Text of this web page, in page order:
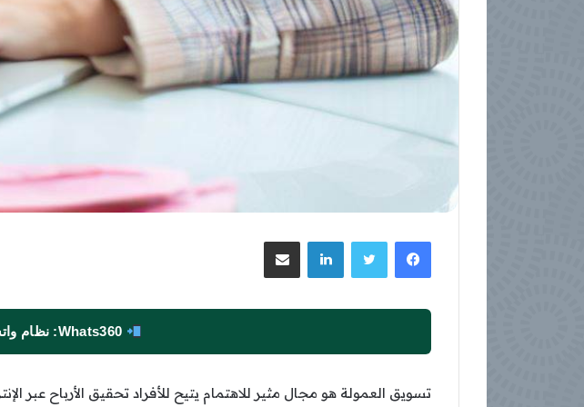
فيسبوك لينكدإن
تسويق العمولة هو مجال مثير للاهتمام يتيح للأفراد تحقيق الأرباح عبر